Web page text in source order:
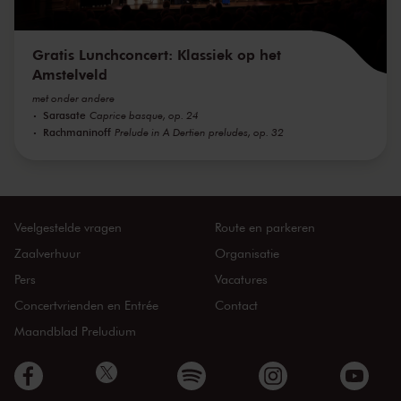
Gratis Lunchconcert: Klassiek op het
Amstelveld
met onder andere
Sarasate Caprice basque, op. 24
Rachmaninoff Prelude in A Dertien preludes, op. 32
Veelgestelde vragen
Zaalverhuur
Pers
Concertvrienden en Entrée
Maandblad Preludium
Route en parkeren
Organisatie
Vacatures
Contact